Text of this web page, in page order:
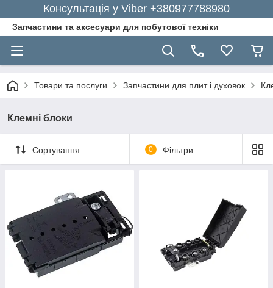
Консультація у Viber +380977788980
Запчастини та аксесуари для побутової техніки
Товари та послуги Запчастини для плит і духовок
Клемні блоки
Сортування 0 Фільтри